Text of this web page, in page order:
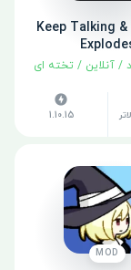
Keep Talking
/ آنلاین / تخته ای
1.10.15
MOD